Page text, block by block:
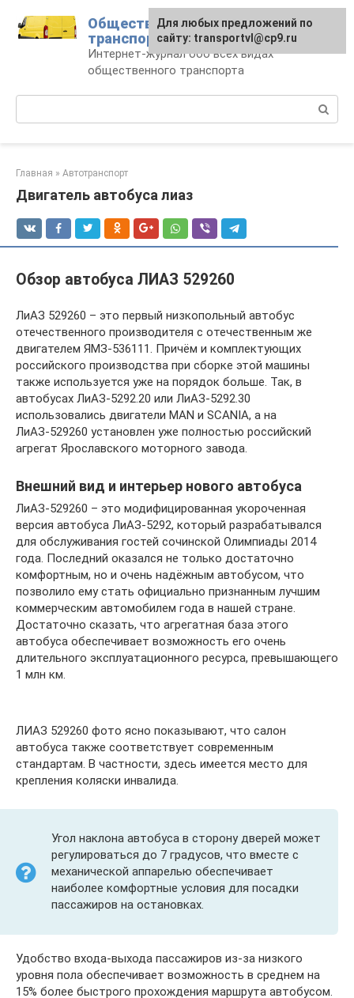
контенту
Общественный
транспорт
Интернет-журнал обо всех видах
общественного транспорта
Главная » Автотранспорт
Двигатель автобуса лиаз
Обзор автобуса ЛИАЗ 529260
ЛиАЗ 529260 – это первый низкопольный автобус
отечественного производителя с отечественным же
двигателем ЯМЗ-536111. Причём и комплектующих
российского производства при сборке этой машины
также используется уже на порядок больше. Так, в
автобусах ЛиАЗ-5292.20 или ЛиАЗ-5292.30
использовались двигатели MAN и SCANIA, а на
ЛиАЗ-529260 установлен уже полностью российский
агрегат Ярославского моторного завода.
Внешний вид и интерьер нового автобуса
ЛиАЗ-529260 – это модифицированная укороченная
версия автобуса ЛиАЗ-5292, который разрабатывался
для обслуживания гостей сочинской Олимпиады 2014
года. Последний оказался не только достаточно
комфортным, но и очень надёжным автобусом, что
позволило ему стать официально признанным лучшим
коммерческим автомобилем года в нашей стране.
Достаточно сказать, что агрегатная база этого
автобуса обеспечивает возможность его очень
длительного эксплуатационного ресурса, превышающего
1 млн км.
ЛИАЗ 529260 фото ясно показывают, что салон
автобуса также соответствует современным
стандартам. В частности, здесь имеется место для
крепления коляски инвалида.
Угол наклона автобуса в сторону дверей может
регулироваться до 7 градусов, что вместе с
механической аппарелью обеспечивает
наиболее комфортные условия для посадки
пассажиров на остановках.
Удобство входа-выхода пассажиров из-за низкого
уровня пола обеспечивает возможность в среднем на
15% более быстрого прохождения маршрута автобусом.
Для любых предложений по
сайту: transportvl@cp9.ru